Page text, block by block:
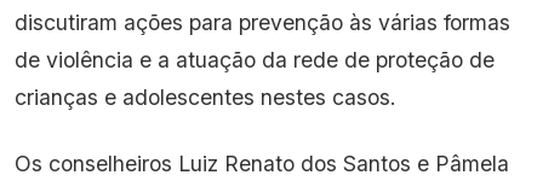
discutiram ações para prevenção às várias formas
de violência e a atuação da rede de proteção de
crianças e adolescentes nestes casos.
Os conselheiros Luiz Renato dos Santos e Pâmela